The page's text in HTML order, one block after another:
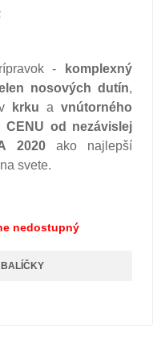
-
komplexný
nosových dutín,
krku a vnútorného
CENU od nezávislej
2020ako najlepší
svete.
nedostupný